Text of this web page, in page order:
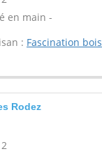
en main -
: Fascination bois
Rodez